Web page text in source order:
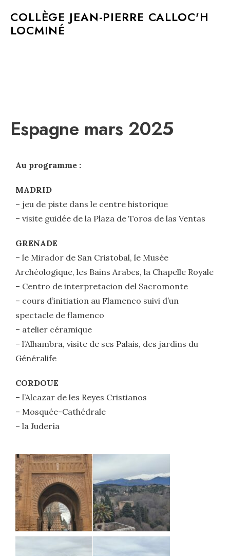
COLLÈGE JEAN-PIERRE CALLOC'H
LOCMINÉ
Espagne mars 2025
Au programme :
MADRID
– jeu de piste dans le centre historique
– visite guidée de la Plaza de Toros de las Ventas
GRENADE
– le Mirador de San Cristobal, le Musée
Archéologique, les Bains Arabes, la Chapelle Royale
– Centro de interpretacion del Sacromonte
– cours d’initiation au Flamenco suivi d’un
spectacle de flamenco
– atelier céramique
– l’Alhambra, visite de ses Palais, des jardins du
Généralife
CORDOUE
– l’Alcazar de les Reyes Cristianos
– Mosquée-Cathédrale
– la Judería